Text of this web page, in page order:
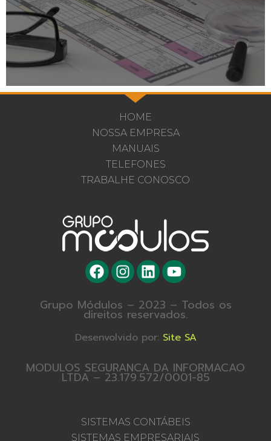
HOME
NOSSA EMPRESA
MANUAIS
TELEFONES
TRABALHE CONOSCO
Grupo Módulos – 2023 – Todos os
direitos reservados.
Desenvolvido por: Site SA
MODULOS SEGURANCA DA INFORMACAO
LTDA – 23.179.572/0001-85
SISTEMAS CONTÁBEIS
SISTEMAS EMPRESARIAIS